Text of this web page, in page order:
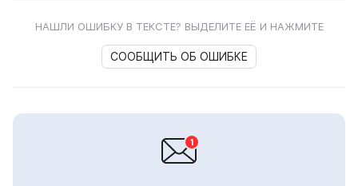
НАШЛИ ОШИБКУ В ТЕКСТЕ? ВЫДЕЛИТЕ ЕЁ И НАЖМИТЕ
СООБЩИТЬ ОБ ОШИБКЕ